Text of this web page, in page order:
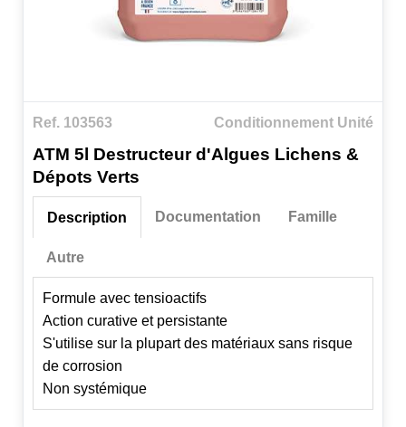
Ref. 103563 Conditionnement Unité
ATM 5l Destructeur d'Algues Lichens &
Dépots Verts
Description
Formule avec tensioactifs
Action curative et persistante
S'utilise sur la plupart des matériaux sans risque
de corrosion
Non systémique
Documentation Famille
Autre